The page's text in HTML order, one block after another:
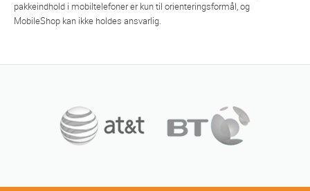
pakkeindhold i mobiltelefoner er kun til orienteringsformål, og
MobileShop kan ikke holdes ansvarlig.